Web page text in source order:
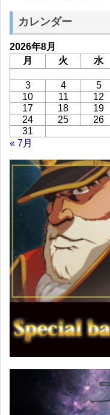
カレンダー
2026年8月
月
火 水
3
4 5
10
11 12
17
18 19
24
25 26
31
« 7月